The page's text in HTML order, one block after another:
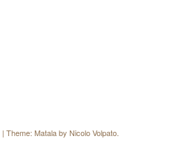
| Theme: Matala by Nicolo Volpato.